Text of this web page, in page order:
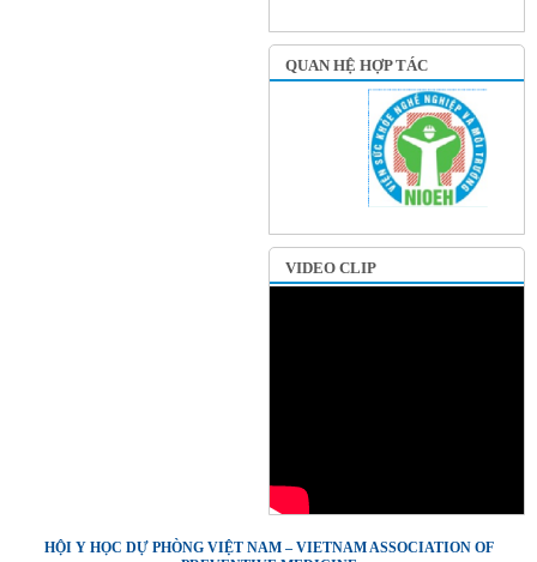
QUAN HỆ HỢP TÁC
VIDEO CLIP
HỘI Y HỌC DỰ PHÒNG VIỆT NAM – VIETNAM ASSOCIATION OF